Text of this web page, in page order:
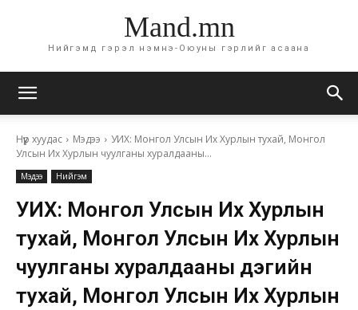
Mand.mn
Нийгэмд гэрэл нэмнэ-Оюуны гэрлийг асаана
Нүүр хуудас Мэдээ
УИХ: Монгол Улсын Их Хурлын тухай, Монгол
Улсын Их Хурлын чуулганы хуралдааны...
Мэдээ Нийгэм
УИХ: Монгол Улсын Их Хурлын
тухай, Монгол Улсын Их Хурлын
чуулганы хуралдааны дэгийн
тухай, Монгол Улсын Их Хурлын